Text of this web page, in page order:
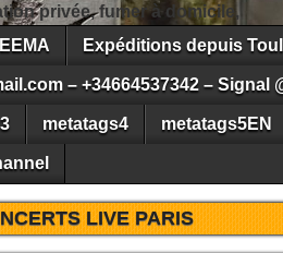
privée, fumer à domicile,
Expéditions depuis
– +34664537342 –
metatags4 metatags5EN
LIVE PARIS